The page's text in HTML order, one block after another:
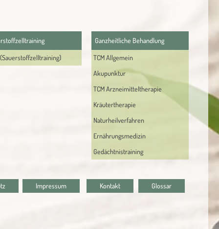
(Sauerstoffzelltraining)
Ganzheitliche Behandlung
TCM Allgemein
Akupunktur
TCM Arzneimitteltherapie
Kräutertherapie
Naturheilverfahren
Ernährungsmedizin
Gedächtnistraining
Glossar
Kontakt
Impressum